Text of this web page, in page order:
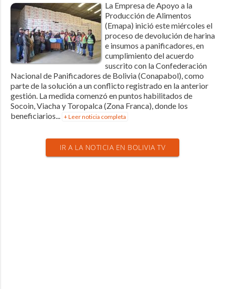
La Empresa de Apoyo a la
Producción de Alimentos
(Emapa) inició este miércoles el
proceso de devolución de harina
e insumos a panificadores, en
cumplimiento del acuerdo
suscrito con la Confederación
Nacional de Panificadores de Bolivia (Conapabol), como
parte de la solución a un conflicto registrado en la anterior
gestión. La medida comenzó en puntos habilitados de
Socoin, Viacha y Toropalca (Zona Franca), donde los
beneficiarios... + Leer noticia completa
IR A LA NOTICIA EN BOLIVIA TV